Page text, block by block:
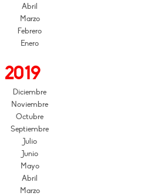
Abril
Marzo
Febrero
Enero
2019
Diciembre
Noviembre
Octubre
Septiembre
Julio
Junio
Mayo
Abril
Marzo